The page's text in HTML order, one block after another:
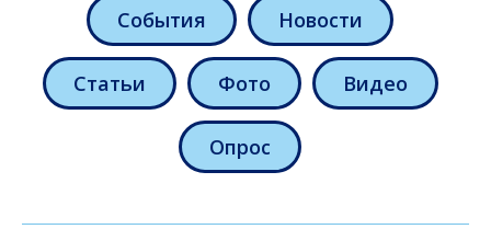
События Новости
Статьи Фото Видео
Опрос